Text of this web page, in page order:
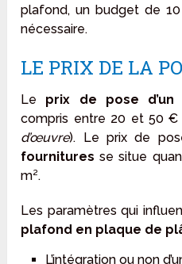
plafond, un budget de
nécessaire.
LE PRIX DE LA
Le prix de pose
compris entre 20 et 50
d’œuvre). Le prix de
fournitures se situe
m².
Les paramètres qui
plafond en plaque de
L’intégration ou non